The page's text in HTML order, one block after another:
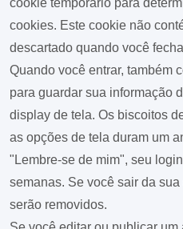
cookie temporário para
cookies. Este cookie não
descartado quando você
Quando você entrar, também
para guardar sua informação
display de tela. Os biscoitos
as opções de tela duram um
"Lembre-se de mim", seu
semanas. Se você sair da
serão removidos.